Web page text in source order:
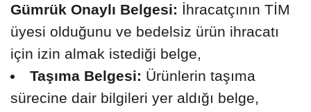
Gümrük Onaylı Belgesi: İhracatçının TİM
üyesi olduğunu ve bedelsiz ürün ihracatı
için izin almak istediği belge,
Taşıma Belgesi: Ürünlerin taşıma
sürecine dair bilgileri yer aldığı belge,